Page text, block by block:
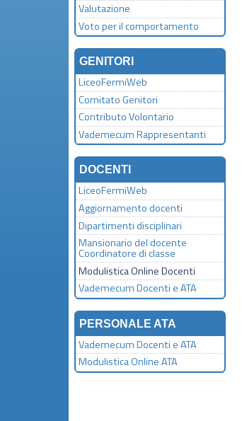
Valutazione
Voto per il comportamento
GENITORI
LiceoFermiWeb
Comitato Genitori
Contributo Volontario
Vademecum Rappresentanti
DOCENTI
LiceoFermiWeb
Aggiornamento docenti
Dipartimenti disciplinari
Mansionario del docente
Coordinatore di classe
Modulistica Online Docenti
Vademecum Docenti e ATA
PERSONALE ATA
Vademecum Docenti e ATA
Modulistica Online ATA